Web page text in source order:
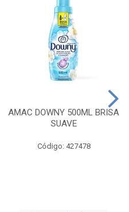
AMAC DOWNY 500ML BRISA
SUAVE
Código: 427478